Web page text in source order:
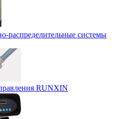
распределительные системы
RUNXIN